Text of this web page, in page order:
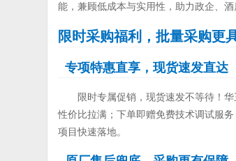
能，兼顾低成本与实用性，助力政企、酒
限时采购福利，批量采购更
专项特惠直享，现货速发直达
限时专属促销，现货速发不等待！
性价比拉满；下单即赠免费技术调试服
项目快速落地。